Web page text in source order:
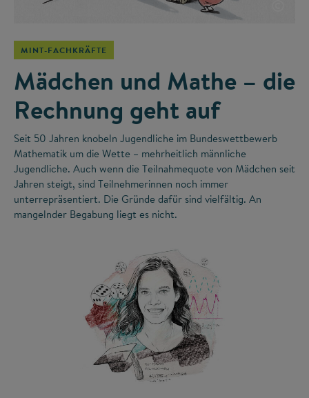
MINT-FACHKRÄFTE
Mädchen und Mathe – die
Rechnung geht auf
Seit 50 Jahren knobeln Jugendliche im Bundeswettbewerb
Mathematik um die Wette – mehrheitlich männliche
Jugendliche. Auch wenn die Teilnahmequote von Mädchen seit
Jahren steigt, sind Teilnehmerinnen noch immer
unterrepräsentiert. Die Gründe dafür sind vielfältig. An
mangelnder Begabung liegt es nicht.